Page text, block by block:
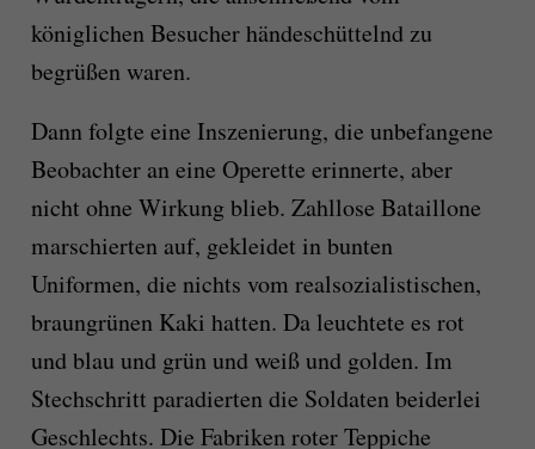
königlichen Besucher händeschüttelnd zu
begrüßen waren.
Dann folgte eine Inszenierung, die unbefangene
Beobachter an eine Operette erinnerte, aber
nicht ohne Wirkung blieb. Zahllose Bataillone
marschierten auf, gekleidet in bunten
Uniformen, die nichts vom realsozialistischen,
braungrünen Kaki hatten. Da leuchtete es rot
und blau und grün und weiß und golden. Im
Stechschritt paradierten die Soldaten beiderlei
Geschlechts. Die Fabriken roter Teppiche